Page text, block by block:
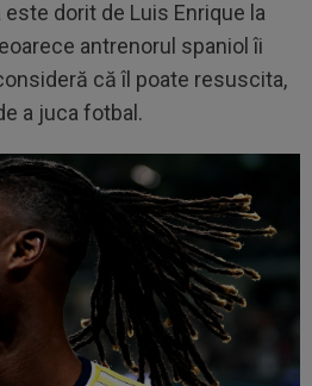
este dorit de Luis Enrique la
antrenorul spaniol îi
că îl poate resuscita,
a juca fotbal.